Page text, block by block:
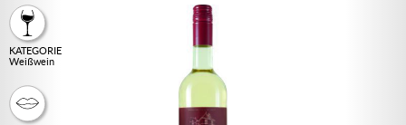
KATEGORIE
Weißwein